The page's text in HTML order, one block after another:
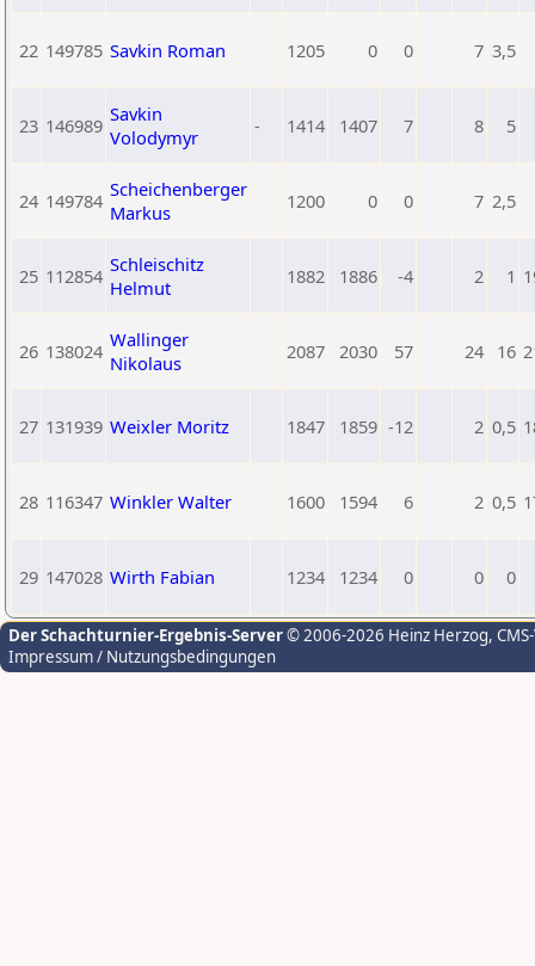
22 149785 Savkin Roman 1205 0 0 7 3,5
23 146989 Savkin
Volodymyr
- 1414 1407 7 8 5
24 149784 Scheichenberger
Markus
1200 0 0 7 2,5
25 112854 Schleischitz
Helmut
1882 1886 -4 2 1
26 138024 Wallinger
Nikolaus
2087 2030 57 24 16
27 131939 Weixler Moritz 1847 1859 -12 2 0,5
28 116347 Winkler Walter 1600 1594 6 2 0,5
29 147028 Wirth Fabian 1234 1234 0 0 0
Der Schachturnier-Ergebnis-Server© 2006-2026 Heinz Herzog,
Impressum / Nutzungsbedingungen